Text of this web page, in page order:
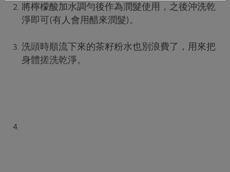
將檸檬酸加水調勻後作為潤髮使用，之後沖洗乾
淨即可(有人會用醋來潤髮)。
洗頭時順流下來的茶籽粉水也別浪費了，用來把
身體搓洗乾淨。